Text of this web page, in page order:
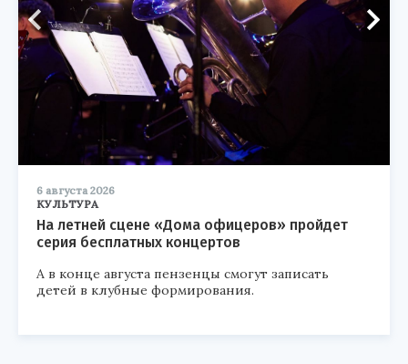
6 августа 2026
КУЛЬТУРА
На летней сцене «Дома офицеров» пройдет
серия бесплатных концертов
А в конце августа пензенцы смогут записать
детей в клубные формирования.